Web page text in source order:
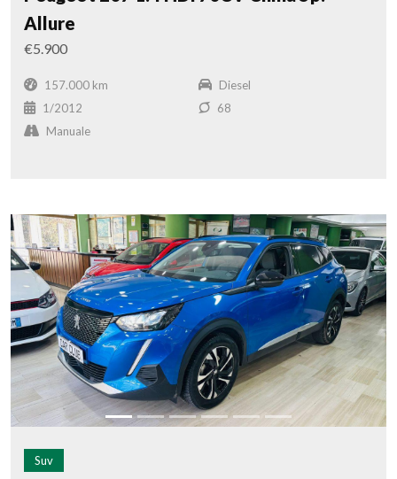
Allure
€5.900
157.000 km
Diesel
1/2012
68
Manuale
Suv